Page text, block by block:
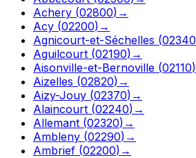
Achery (02800) →
Acy (02200) →
Agnicourt-et-Séchelles (02340
Aguilcourt (02190) →
Aisonville-et-Bernoville (02110)
Aizelles (02820) →
Aizy-Jouy (02370) →
Alaincourt (02240) →
Allemant (02320) →
Ambleny (02290) →
Ambrief (02200) →